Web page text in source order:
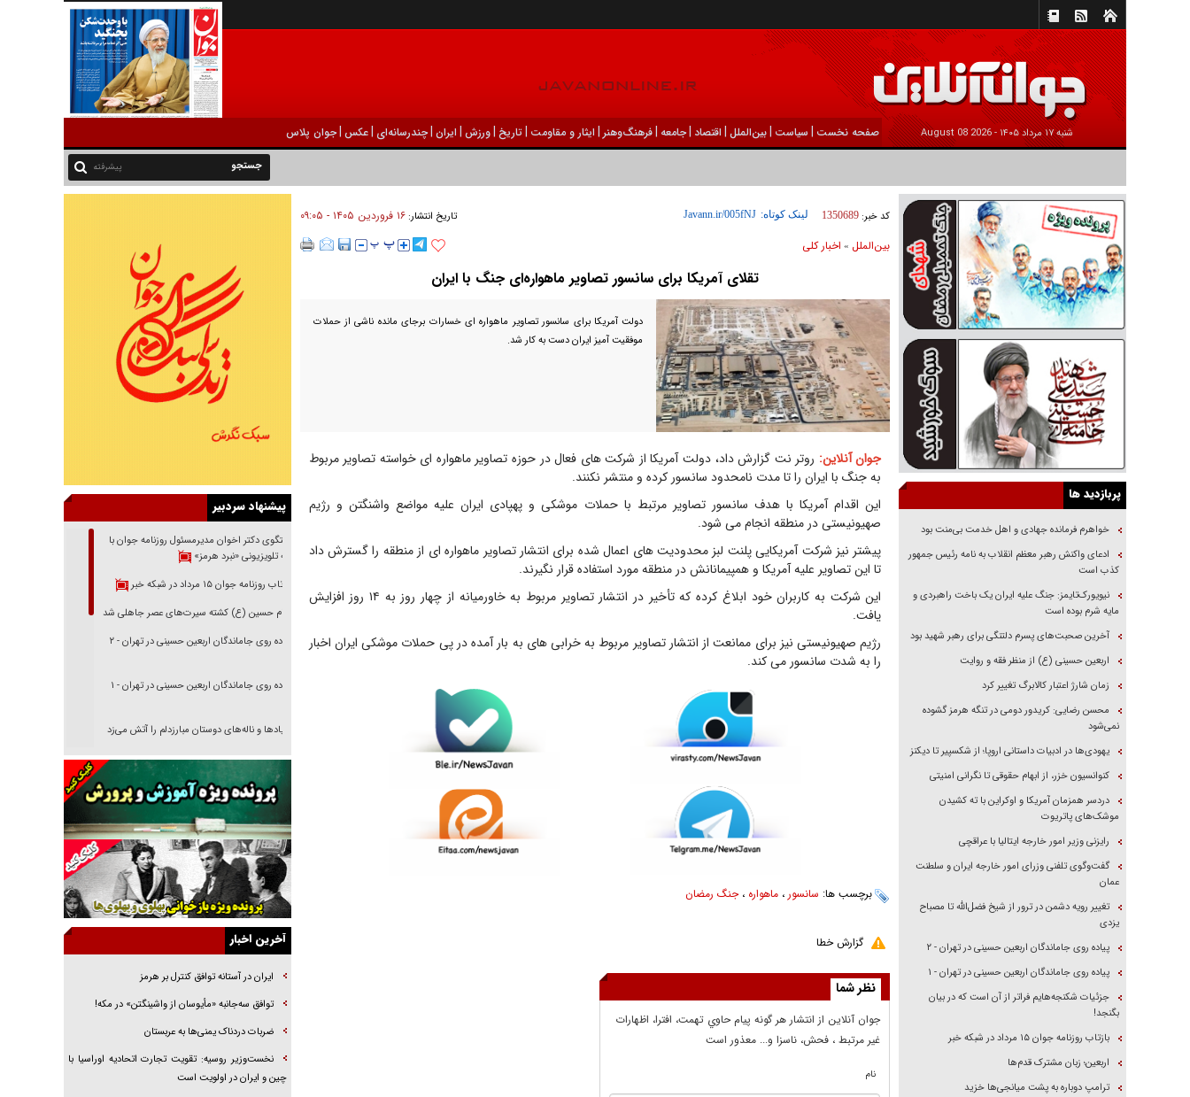
شنبه ۱۷ مرداد ۱۴۰۵ - 2026 August 08 صفحه نخست | سیاست |بين‌الملل | اقتصاد |جامعه |فرهنگ‌و‌هنر | ایثار و مقاومت |تاریخ |ورزش | ايران |چندرسانه‌ای |عکس |جوان پلاس
پیشرفته
کد خبر: 1350689 لینک کوتاه: تاریخ انتشار:۱۶ فروردين ۱۴۰۵ - ۰۹:۰۵
بين‌الملل » اخبار كلی
تقلای آمریکا برای سانسور تصاویر ماهواره‌ای جنگ با ایران
دولت آمریکا برای سانسور تصاویر ماهواره ای خسارات برجای مانده ناشی از حملات
موفقیت آمیز ایران دست به کار شد.
جوان آنلاین: روتر نت گزارش داد، دولت آمریکا از شرکت های فعال در حوزه تصاویر ماهواره ای خواسته تصاویر مربوط
به جنگ با ایران را تا مدت نامحدود سانسور کرده و منتشر نکنند.
این اقدام آمریکا با هدف سانسور تصاویر مرتبط با حملات موشکی و پهپادی ایران علیه مواضع واشنگتن و رژیم
صهیونیستی در منطقه انجام می شود.
پیشتر نیز شرکت آمریکایی پلنت لبز محدودیت های اعمال شده برای انتشار تصاویر ماهواره ای از منطقه را گسترش داد
تا این تصاویر علیه آمریکا و همپیمانانش در منطقه مورد استفاده قرار نگیرند.
این شرکت به کاربران خود ابلاغ کرده که تأخیر در انتشار تصاویر مربوط به خاورمیانه از چهار روز به ۱۴ روز افزایش
یافت.
رژیم صهیونیستی نیز برای ممانعت از انتشار تصاویر مربوط به خرابی های به بار آمده در پی حملات موشکی ایران اخبار
را به شدت سانسور می کند.
برچسب ها: سانسور، ماهواره ،جنگ رمضان
گزارش خطا
نظر شما
جوان آنلاين از انتشار هر گونه پيام حاوي تهمت، افترا، اظهارات
غير مرتبط ، فحش، ناسزا و... معذور است
نام
پربازدید ها
خواهرم فرمانده جهادی و اهل خدمت بی‌منت بود
ادعای واکنش رهبر معظم انقلاب به نامه رئیس جمهور
کذب است
نیویورک‌تایمز: جنگ علیه ایران یک باخت راهبردی و
مایه شرم بوده است
آخرین صحبت‌های پسرم دلتنگی برای رهبر شهید بود
اربعین حسینی (ع) از منظر فقه و روایت
زمان شارژ اعتبار کالابرگ تغییر کرد
محسن رضایی: کریدور دومی در تنگه هرمز گشوده
نمی‌شود
یهودی‌ها در ادبیات داستانی اروپا؛ از شکسپیر تا دیکنز
کنوانسیون خزر، از ابهام حقوقی تا نگرانی امنیتی
دردسر همزمان آمریکا و اوکراین با ته کشیدن
موشک‌های پاتریوت
رایزنی وزیر امور خارجه ایتالیا با عراقچی
گفت‌وگوی تلفنی وزرای امور خارجه ایران و سلطنت
عمان
تغییر رویه دشمن در ترور از شیخ فضل‌الله تا مصباح
یزدی
پیاده روی جاماندگان اربعین حسینی در تهران - ۲
پیاده روی جاماندگان اربعین حسینی در تهران - ۱
جزئیات شکنجه‌هایم فراتر از آن است که در بیان
بگنجد!
بازتاب روزنامه جوان ۱۵ مرداد در شبکه خبر
اربعین؛ زبان مشترک قدم‌ها
ترامپ دوباره به پشت میانجی‌ها خزید
پیشنهاد سردبیر
گفتگوی دکتر اخوان مدیرمسئول روزنامه جوان با
برنامه تلویزیونی «نبرد هرمز»
بازتاب روزنامه جوان ۱۵ مرداد در شبکه خبر
امام حسین (ع) کشته سیرت‌های عصر جاهلی شد
پیاده روی جاماندگان اربعین حسینی در تهران - ۲
پیاده روی جاماندگان اربعین حسینی در تهران - ۱
فریاد‌ها و ناله‌های دوستان مبارزدلم را آتش می‌زد
تغییر رویه دشمن در ترور از شیخ فضل‌الله تا مصباح
خرید قسطی اولش خنده و آخرش گریه است!
فوتبال و آن «بالا»!
راهبرد غافلگیری با نسل جدید پهپاد‌ها
جنجال پزشکان تقلبی در صنعت زیبایی
یهودی‌ها در ادبیات داستانی اروپا؛ از شکسپیر تا
دیکنز
خواهرم فرمانده جهادی و اهل خدمت بی‌منت بود
جزئیات شکنجه‌هایم فراتر از آن است که در بیان
برابر یورش به پاسگاه‌های پلیس
آخرین اخبار
ایران در آستانه توافق کنترل بر هرمز
توافق سه‌جانبه «مأیوسان از واشینگتن» در مکه!
ضربات دردناک یمنی‌ها به عربستان
نخست‌وزیر روسیه:‌ تقویت تجارت اتحادیه اوراسیا با
چین و ایران در اولویت است